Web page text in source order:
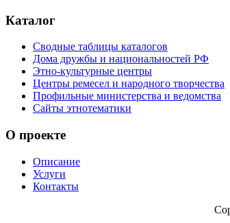
Каталог
Сводные таблицы каталогов
Дома дружбы и национальностей РФ
Этно-культурные центры
Центры ремесел и народного творчества
Профильные министерства и ведомства
Сайты этнотематики
О проекте
Описание
Услуги
Контакты